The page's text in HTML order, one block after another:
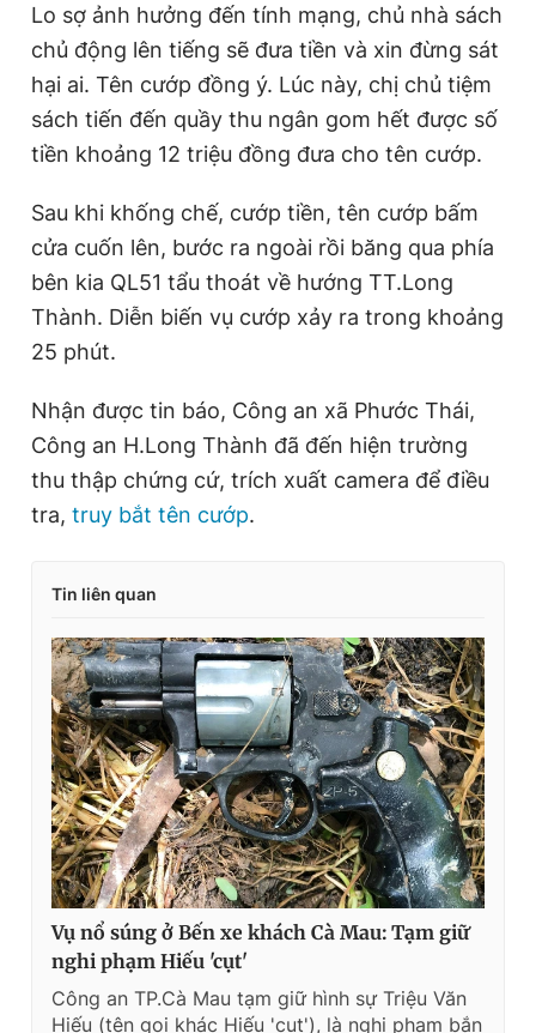
i
m
e
n
Lo sợ ảnh hưởng đến tính mạng, chủ nhà sách
chủ động lên tiếng sẽ đưa tiền và xin đừng sát
hại ai. Tên cướp đồng ý. Lúc này, chị chủ tiệm
sách tiến đến quầy thu ngân gom hết được số
tiền khoảng 12 triệu đồng đưa cho tên cướp.
Sau khi khống chế, cướp tiền, tên cướp bấm
cửa cuốn lên, bước ra ngoài rồi băng qua phía
bên kia QL51 tẩu thoát về hướng TT.Long
Thành. Diễn biến vụ cướp xảy ra trong khoảng
25 phút.
Nhận được tin báo, Công an xã Phước Thái,
Công an H.Long Thành đã đến hiện trường
thu thập chứng cứ, trích xuất camera để điều
tra, truy bắt tên cướp.
Tin liên quan
Vụ nổ súng ở Bến xe khách Cà Mau: Tạm giữ
nghi phạm Hiếu 'cụt'
Công an TP.Cà Mau tạm giữ hình sự Triệu Văn
Hiếu (tên gọi khác Hiếu 'cụt'), là nghi phạm bắn